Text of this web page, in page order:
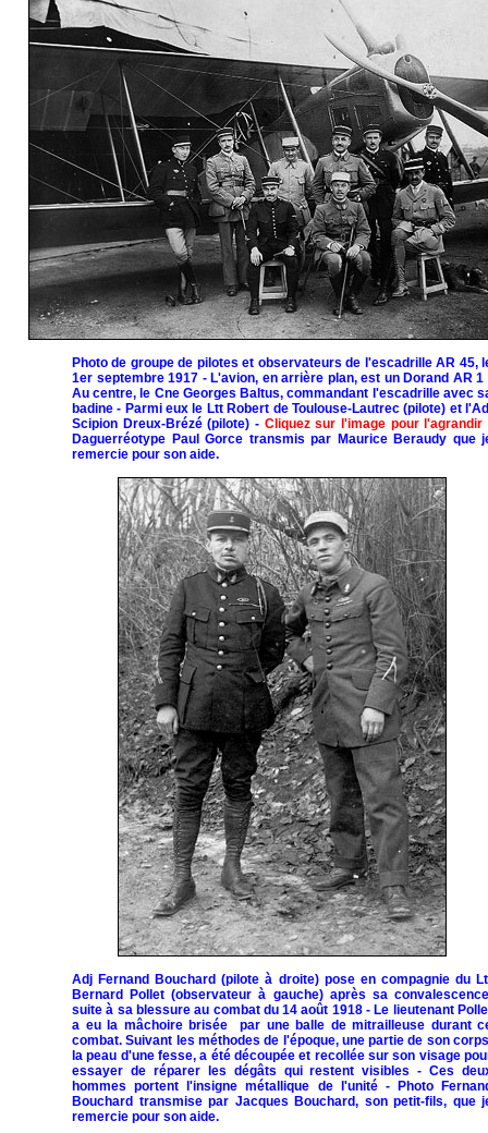
Photo de groupe de pilotes et observateurs de l'escadrille AR 45,
1er septembre 1917 - L'avion, en arrière plan, est un Dorand AR 1
Au centre, le Cne Georges Baltus, commandant l'escadrille avec
badine - Parmi eux le Ltt Robert de Toulouse-Lautrec (pilote) et
Scipion Dreux-Brézé (pilote) - Cliquez sur l'image pour l'agrandir
Daguerréotype Paul Gorce transmis par Maurice Beraudy que
remercie pour son aide.
Adj Fernand Bouchard (pilote à droite) pose en compagnie du
Bernard Pollet (observateur à gauche) après sa
suite à sa blessure au combat du 14 août 1918 - Le lieutenant
a eu la mâchoire brisée par une balle de mitrailleuse durant
combat. Suivant les méthodes de l'époque, une partie de son
la peau d'une fesse, a été découpée et recollée sur son visage
essayer de réparer les dégâts qui restent visibles - Ces
hommes portent l'insigne métallique de l'unité - Photo
Bouchard transmise par Jacques Bouchard, son petit-fils, que
remercie pour son aide.